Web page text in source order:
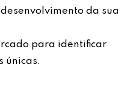
da sua
para identificar
únicas.